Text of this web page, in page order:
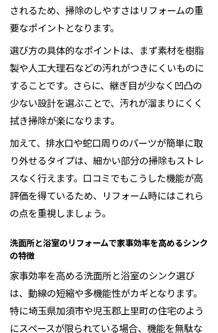
されるため、掃除のしやすさはリフォームの重
要なポイントとなります。
選び方の具体的なポイントは、まず素材を樹脂
製や人工大理石などの汚れがつきにくいものに
することです。さらに、継ぎ目が少なく凹凸の
少ない設計を選ぶことで、汚れが溜まりにくく
拭き掃除が楽になります。
加えて、排水口や蛇口周りのパーツが簡単に取
り外せるタイプは、細かい部分の掃除もストレ
スなく行えます。口コミでもこうした機能が高
評価を得ているため、リフォーム時にはこれら
の点を重視しましょう。
洗面所と浴室のリフォームで家事効率を高めるシンク
の特徴
家事効率を高める洗面所と浴室のシンク選び
は、動線の短縮や多機能性がカギとなります。
特に埼玉県加須市や児玉郡上里町の住宅のよう
にスペースが限られている場合、機能を無駄な